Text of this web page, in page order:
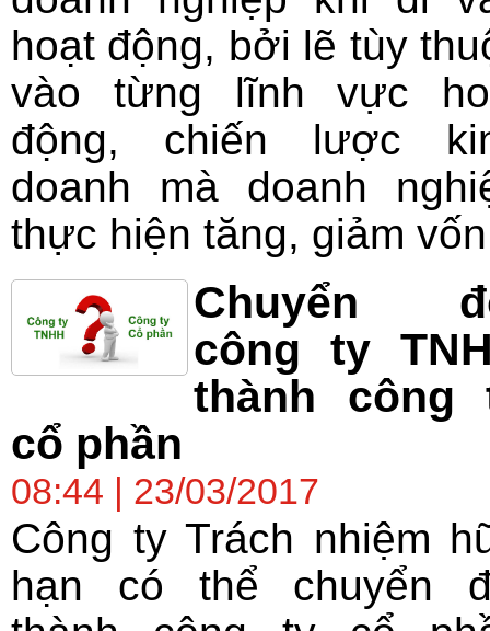
hoạt động, bởi lẽ tùy
vào từng lĩnh vực
động, chiến lược
doanh mà doanh
thực hiện tăng, giảm
Chuyển
công ty
thành công
cổ phần
08:44 | 23/03/2017
Công ty Trách nhiệm
hạn có thể chuyển